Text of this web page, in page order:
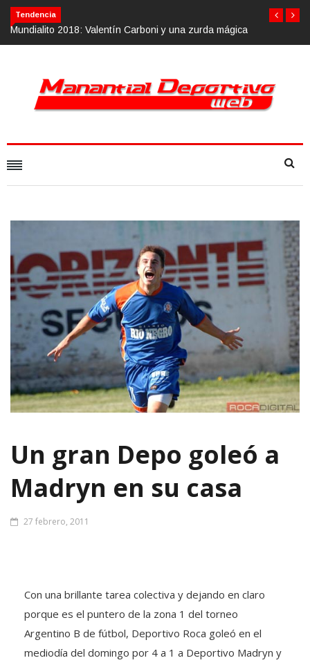
Tendencia
Un gran Depo goleó a
Madryn en su casa
27 febrero, 2011
porque es el puntero de la zona 1 del torneo
Argentino B de fútbol, Deportivo Roca goleó en el
mediodía del domingo por 4 a 1 a Deportivo Madryn y
sueña con llegar más lejos en el certamen. Los